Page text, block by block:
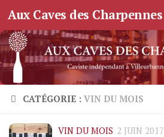
Skip to content
Aux Caves des Charpennes
CATÉGORIE : VIN DU MOIS
VIN DU MOIS 2 JUIN 2017